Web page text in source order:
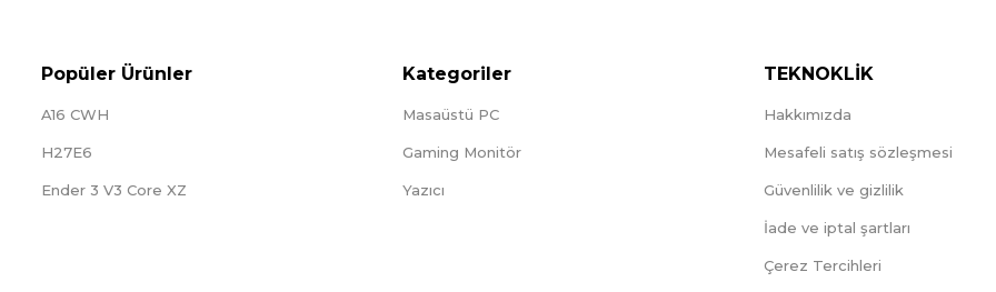
Popüler Ürünler
A16 CWH
H27E6
Ender 3 V3 Core XZ
Kategoriler
Masaüstü PC
Gaming Monitör
Yazıcı
TEKNOKLİK
Hakkımızda
Mesafeli satış sözleşmesi
Güvenlilik ve gizlilik
İade ve iptal şartları
Çerez Tercihleri